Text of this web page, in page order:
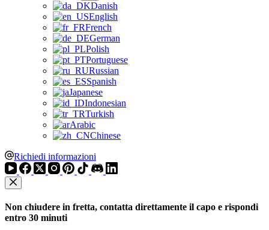
Danish
English
French
German
Polish
Portuguese
Russian
Spanish
Japanese
Indonesian
Turkish
Arabic
Chinese
Richiedi informazioni
Non chiudere in fretta, contatta direttamente il capo e rispondi
entro 30 minuti